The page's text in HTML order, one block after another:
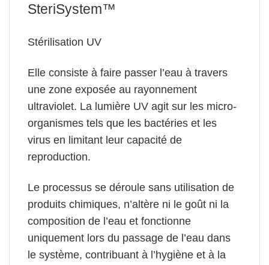
SteriSystem™
Stérilisation UV
Elle consiste à faire passer l’eau à travers
une zone exposée au rayonnement
ultraviolet. La lumière UV agit sur les micro-
organismestels que les bactéries et les
virus en limitant leur capacité de
reproduction.
Le processus se déroule sans utilisation de
produits chimiques, n’altère ni le goût ni la
composition de l’eau et fonctionne
uniquement lors du passage de l’eau dans
le système, contribuant à l’hygiène et à la